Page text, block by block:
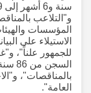
الاستيلاء على
للجمهور علناً"،
بالمناقصات"،
العامة".